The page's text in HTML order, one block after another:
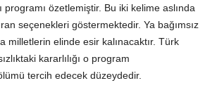
programı özetlemiştir. Bu iki kelime aslında
seçenekleri göstermektedir. Ya bağımsız
milletlerin elinde esir kalınacaktır. Türk
kararlılığı o program
tercih edecek düzeydedir.